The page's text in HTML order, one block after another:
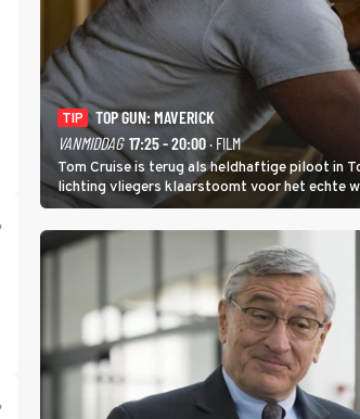
TIP
TOP GUN: MAVERICK
VANMIDDAG 17:25 - 20:00· FILM
Tom Cruise is terug als heldhaftige piloot in
lichting vliegers klaarstoomt voor het echte